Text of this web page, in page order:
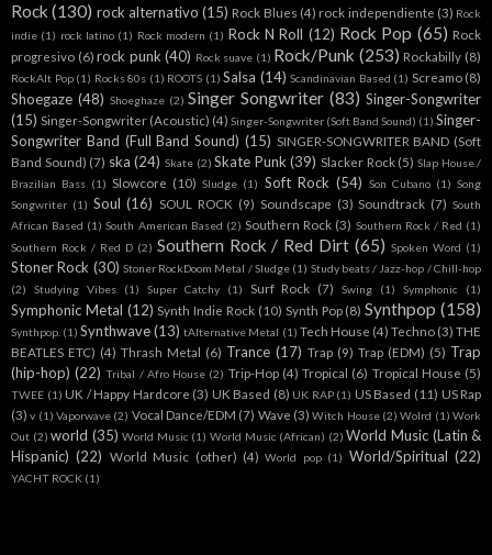
Rock (130) rock alternativo (15) Rock Blues (4) rock independiente (3) Rock
indie (1) rock latino (1) Rock modern (1) Rock N Roll (12) Rock Pop (65) Rock
progresivo (6) rock punk (40) Rock suave (1) Rock/Punk (253) Rockabilly (8)
RockAlt Pop (1) Rocks 80s (1) ROOTS (1) Salsa (14) Scandinavian Based (1) Screamo (8)
Shoegaze (48) Shoeghaze (2) Singer Songwriter (83) Singer-Songwriter
(15) Singer-Songwriter (Acoustic) (4) Singer-Songwriter (Soft Band Sound) (1) Singer-
Songwriter Band (Full Band Sound) (15) SINGER-SONGWRITER BAND (Soft
Band Sound) (7) ska (24) Skate (2) Skate Punk (39) Slacker Rock (5) Slap House /
Brazilian Bass (1) Slowcore (10) Sludge (1) Soft Rock (54) Son Cubano (1) Song
Songwriter (1) Soul (16) SOUL ROCK (9) Soundscape (3) Soundtrack (7) South
African Based (1) South American Based (2) Southern Rock (3) Southern Rock / Red (1)
Southern Rock / Red D (2) Southern Rock / Red Dirt (65) Spoken Word (1)
Stoner Rock (30) Stoner RockDoom Metal / Sludge (1) Study beats / Jazz-hop / Chill-hop
(2)
Studying Vibes (1) Super Catchy (1) Surf Rock (7) Swing (1) Symphonic (1)
Symphonic Metal (12) Synth Indie Rock (10) Synth Pop (8) Synthpop (158)
Synthpop. (1) Synthwave (13) tAlternative Metal (1) Tech House (4) Techno (3) THE
BEATLES ETC) (4) Thrash Metal (6) Trance (17) Trap (9) Trap (EDM) (5) Trap
(hip-hop) (22) Tribal / Afro House (2) Trip-Hop (4) Tropical (6) Tropical House (5)
TWEE (1) UK / Happy Hardcore (3) UK Based (8) UK RAP (1) US Based (11) US Rap
(3) v (1) Vaporwave (2) Vocal Dance/EDM (7) Wave (3) Witch House (2) Wolrd (1) Work
Out (2) world (35) World Music (1) World Music (African) (2) World Music (Latin &
Hispanic) (22) World Music (other) (4) World pop (1) World/Spiritual (22)
YACHT ROCK (1)